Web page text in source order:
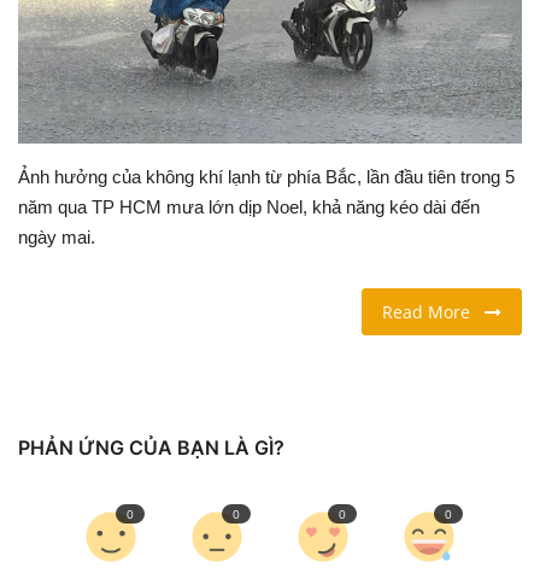
LỐI SỐNG
DU LỊCH
THỂ THAO
Ngôn ngữ
Ảnh hưởng của không khí lạnh từ phía Bắc, lần đầu tiên trong 5
năm qua TP HCM mưa lớn dịp Noel, khả năng kéo dài đến
ngày mai.
Read More
PHẢN ỨNG CỦA BẠN LÀ GÌ?
0 0 0 0